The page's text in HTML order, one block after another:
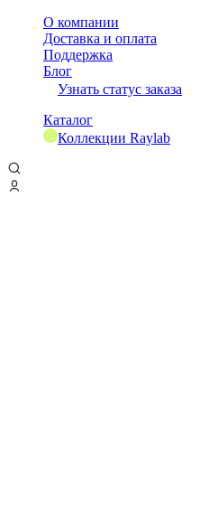
О компании
Доставка и оплата
Поддержка
Блог
Узнать статус заказа
Каталог
Коллекции Raylab